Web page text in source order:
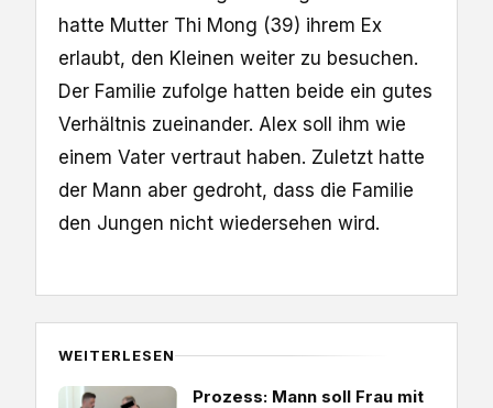
hatte Mutter Thi Mong (39) ihrem Ex
erlaubt, den Kleinen weiter zu besuchen.
Der Familie zufolge hatten beide ein gutes
Verhältnis zueinander. Alex soll ihm wie
einem Vater vertraut haben. Zuletzt hatte
der Mann aber gedroht, dass die Familie
den Jungen nicht wiedersehen wird.
WEITERLESEN
Prozess: Mann soll Frau mit